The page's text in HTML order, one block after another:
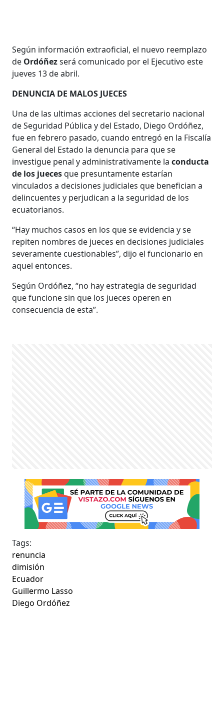
Según información extraoficial, el nuevo reemplazo
de Ordóñezserá comunicado por el Ejecutivo este
jueves 13 de abril.
DENUNCIA DE MALOS JUECES
Una de las ultimas acciones del secretario nacional
de Seguridad Pública y del Estado, Diego Ordóñez,
fue en febrero pasado, cuando entregó en la Fiscalía
General del Estado la denuncia para que se
investigue penal y administrativamente la conducta
de los juecesque presuntamente estarían
vinculados a decisiones judiciales que benefician a
delincuentes y perjudican a la seguridad de los
ecuatorianos.
“Hay muchos casos en los que se evidencia y se
repiten nombres de jueces en decisiones judiciales
severamente cuestionables”, dijo el funcionario en
aquel entonces.
Según Ordóñez, “no hay estrategia de seguridad
que funcione sin que los jueces operen en
consecuencia de esta”.
Tags:
renuncia
dimisión
Ecuador
Guillermo Lasso
Diego Ordóñez